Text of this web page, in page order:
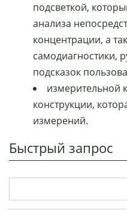
подсветкой,
анализа
концентрации, а
самодиагностики,
подсказок
измерительной
конструкции,
измерений.
Быстрый запрос
в